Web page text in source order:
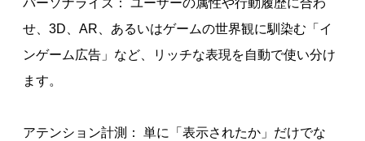
せ、3D、AR、あるいはゲームの世界観に馴染む「イ
ンゲーム広告」など、リッチな表現を自動で使い分け
ます。
アテンション計測： 単に「表示されたか」だけでな